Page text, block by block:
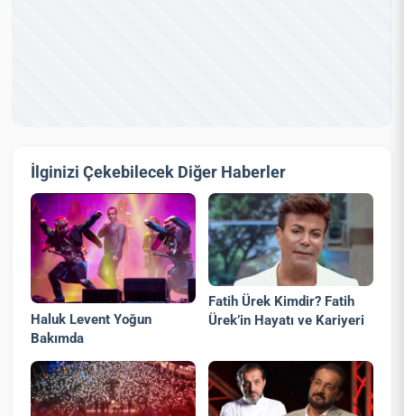
İlginizi Çekebilecek Diğer Haberler
Haluk Levent Yoğun
Bakımda
Fatih Ürek Kimdir? Fatih
Ürek’in Hayatı ve Kariyeri